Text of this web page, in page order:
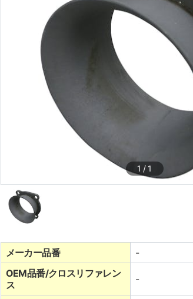
1 / 1
メーカー品番
-
OEM品番/クロスリファレン
ス
-